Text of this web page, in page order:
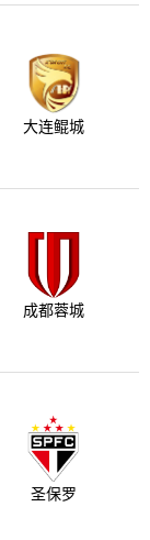
大连鲲城
成都蓉城
圣保罗